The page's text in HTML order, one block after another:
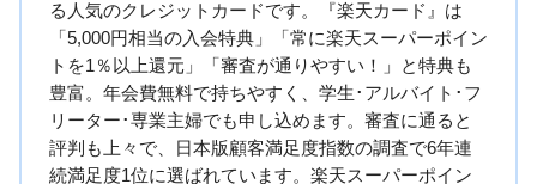
る人気のクレジットカードです。『楽天カード』は
「5,000円相当の入会特典」「常に楽天スーパーポイン
トを1％以上還元」「審査が通りやすい！」と特典も
豊富。年会費無料で持ちやすく、学生･アルバイト･フ
リーター･専業主婦でも申し込めます。審査に通ると
評判も上々で、日本版顧客満足度指数の調査で6年連
続満足度1位に選ばれています。楽天スーパーポイン